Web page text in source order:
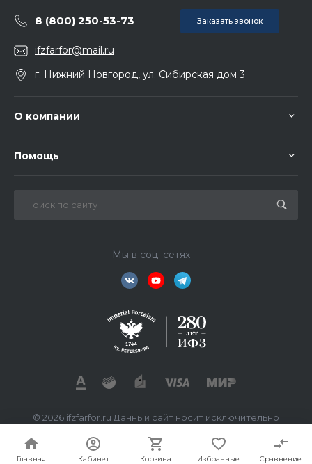
Главная Кабинет Корзина Избранные Сравнение
8 (800) 250-53-73 Заказать звонок
ifzfarfor@mail.ru
г. Нижний Новгород, ул. Сибирская дом 3
О компании
Помощь
Мы в соц. сетях
© 2026 ifzfarfor.ru Данный сайт носит исключительно
предложения не являются офертой, определяемой
статьей 437 ГК РФ.